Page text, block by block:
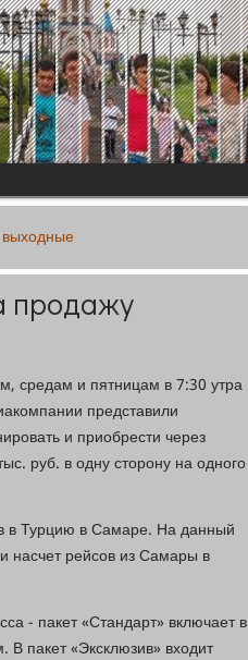
продажу
средам и пятницам в 7:30 утра
представили
и приобрести через
руб. в одну сторону на одного
в Турцию в Самаре. На данный
насчет рейсов из Самары в
- пакет «Стандарт» включает в
пакет «Эксклюзив» входит